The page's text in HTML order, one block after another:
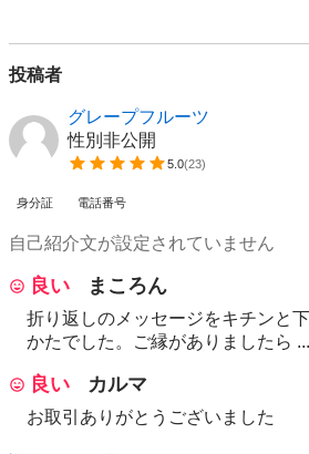
投稿者
グレープフルーツ
性別非公開
5.0(23)
身分証 電話番号
自己紹介文が設定されていません
良い まころん
折り返しのメッセージをキチンと
かたでした。ご縁がありましたら ...
良い カルマ
お取引ありがとうございました